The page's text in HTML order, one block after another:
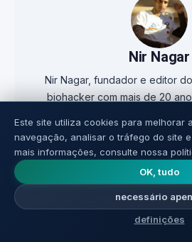
Nir Nagar
Nir Nagar, fundador e editor
biohacker com mais de 20
e otimização da saúde. Ele
fundo antes de publicar, avalia
cada artigo.
Full profile ↗
Este site utiliza cookies para melhorar
navegação, analisar o tráfego do site
mais informações, consulte nossa
OK, tudo
necessário
definições